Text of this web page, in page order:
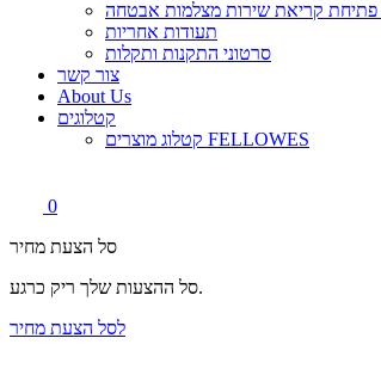
תעודות אחריות
סרטוני התקנות ותקלות
צור קשר
About Us
קטלוגים
קטלוג מוצרים FELLOWES
0
סל הצעת מחיר
סל ההצעות שלך ריק כרגע.
לסל הצעת מחיר